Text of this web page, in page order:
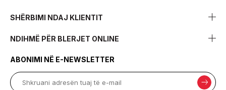
SHËRBIMI NDAJ KLIENTIT
NDIHMË PËR BLERJET ONLINE
ABONIMI NË E-NEWSLETTER